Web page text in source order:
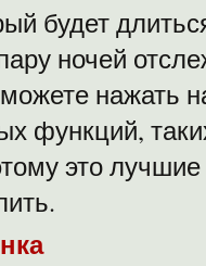
будет
ночей
нажать
функций,
это